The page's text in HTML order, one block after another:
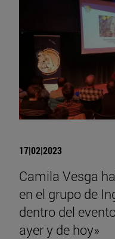
17|02|2023
Camila Vesga
en el grupo de
dentro del
ayer y de hoy»